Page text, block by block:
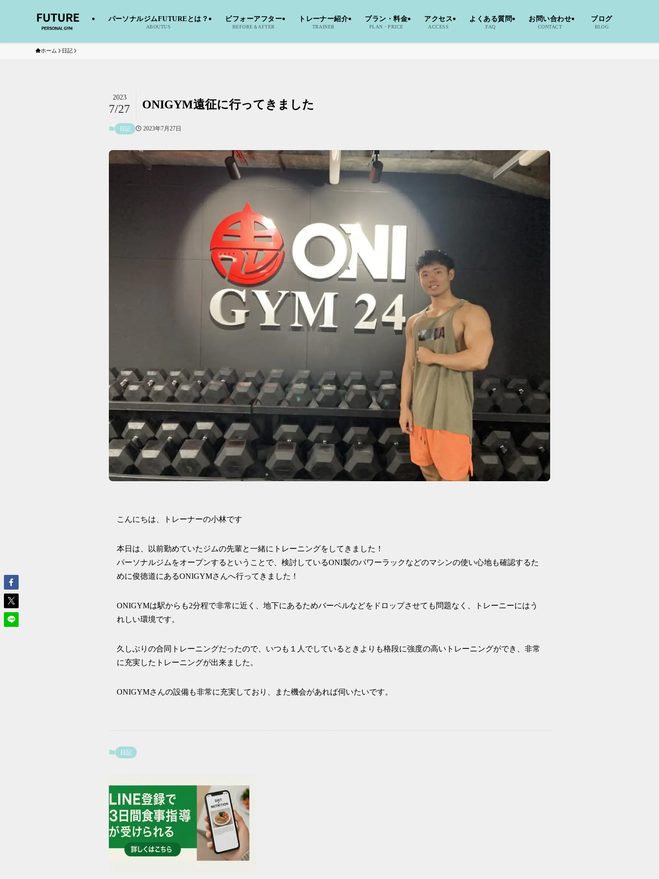
パーソナルジムFUTUREとは？
ABOUTUS
ビフォーアフター
BEFORE＆AFTER
トレーナー紹介
TRAINER
プラン・料金
PLAN・PRICE
アクセス
ACCESS
よくある質問
FAQ
お問い合わせ
CONTACT
ブログ
BLOG
ホーム 日記
ONIGYM遠征に行ってきました
2023
7/27
日記 2023年7月27日
こんにちは、トレーナーの小林です
本日は、以前勤めていたジムの先輩と一緒にトレーニングをしてきました！
パーソナルジムをオープンするということで、検討しているONI製のパワーラックなどのマシンの使い心地も確認するた
めに俊徳道にあるONIGYMさんへ行ってきました！
ONIGYMは駅からも2分程で非常に近く、地下にあるためバーベルなどをドロップさせても問題なく、トレーニーにはう
れしい環境です。
久しぶりの合同トレーニングだったので、いつも１人でしているときよりも格段に強度の高いトレーニングができ、非常
に充実したトレーニングが出来ました。
ONIGYMさんの設備も非常に充実しており、また機会があれば伺いたいです。
日記